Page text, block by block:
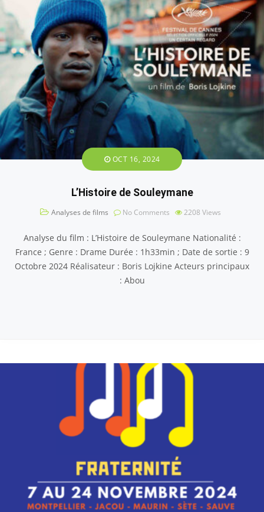
OCT 16, 2024
L’Histoire de Souleymane
Analyses de films No Comments 2208 Views
Analyse du film : L’Histoire de Souleymane Nationalité :
France ; Genre : Drame Durée : 1h33min ; Date de sortie : 9
Octobre 2024 Réalisateur : Boris Lojkine Acteurs principaux
: Abou